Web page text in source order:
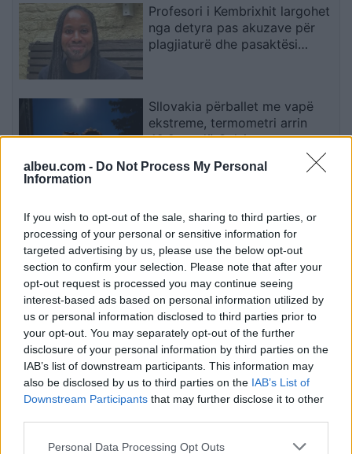
albeu.com - Do Not Process My Personal
Information
If you wish to opt-out of the sale, sharing to third parties, or
processing of your personal or sensitive information for
targeted advertising by us, please use the below opt-out
section to confirm your selection. Please note that after your
opt-out request is processed you may continue seeing
interest-based ads based on personal information utilized by
us or personal information disclosed to third parties prior to
your opt-out. You may separately opt-out of the further
disclosure of your personal information by third parties on the
IAB’s list of downstream participants. This information may
also be disclosed by us to third parties on the IAB’s List of
Downstream Participants that may further disclose it to other
Personal Data Processing Opt Outs
Profesori i Kembrixhit largohet
nga detyra pas akuzave për
plagjiaturë dhe pasaktësi
Sllovakia përballet me vapë
ekstreme, termometri arrin
42.2 gradë Celsius
sanksionuan 222 drejtues
motoçikletash
Juristi i së drejtës penale
ndërkombëtare për “Bota sot”:
A kanë kompetencë Dhomat e
Specializuara të Kosovës për
krime kundër njerëzimit pas
zbulimit të…
Dilema prindërore: Lejohet
dera e mbyllur në dhomën e
fëmijëve? – Përgjigjet e
psikologëve